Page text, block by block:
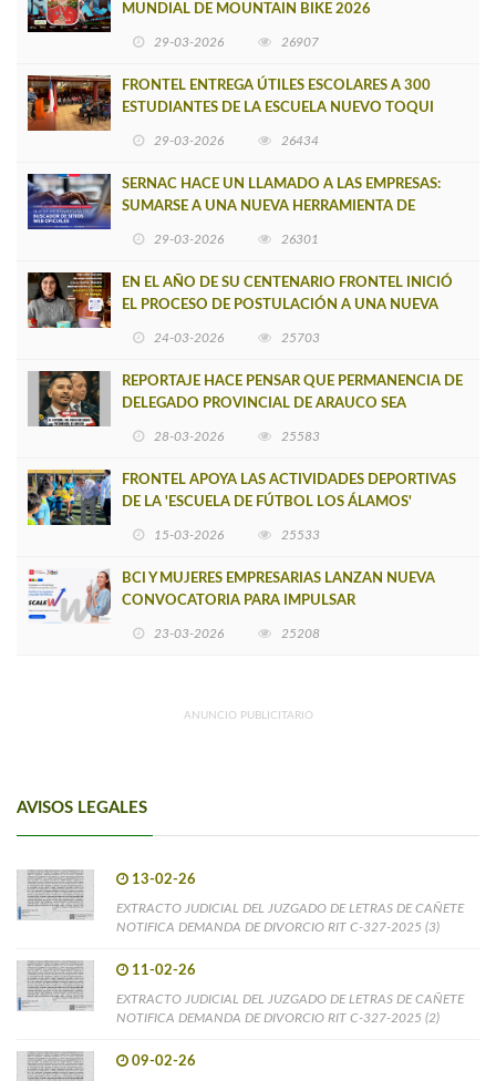
MUNDIAL DE MOUNTAIN BIKE 2026
29-03-2026 26907
FRONTEL ENTREGA ÚTILES ESCOLARES A 300
ESTUDIANTES DE LA ESCUELA NUEVO TOQUI
29-03-2026 26434
SERNAC HACE UN LLAMADO A LAS EMPRESAS:
SUMARSE A UNA NUEVA HERRAMIENTA DE
29-03-2026 26301
EN EL AÑO DE SU CENTENARIO FRONTEL INICIÓ
EL PROCESO DE POSTULACIÓN A UNA NUEVA
24-03-2026 25703
REPORTAJE HACE PENSAR QUE PERMANENCIA DE
DELEGADO PROVINCIAL DE ARAUCO SEA
28-03-2026 25583
FRONTEL APOYA LAS ACTIVIDADES DEPORTIVAS
DE LA 'ESCUELA DE FÚTBOL LOS ÁLAMOS'
15-03-2026 25533
BCI Y MUJERES EMPRESARIAS LANZAN NUEVA
CONVOCATORIA PARA IMPULSAR
23-03-2026 25208
ANUNCIO PUBLICITARIO
AVISOS LEGALES
13-02-26
EXTRACTO JUDICIAL DEL JUZGADO DE LETRAS DE CAÑETE
NOTIFICA DEMANDA DE DIVORCIO RIT C-327-2025 (3)
11-02-26
EXTRACTO JUDICIAL DEL JUZGADO DE LETRAS DE CAÑETE
NOTIFICA DEMANDA DE DIVORCIO RIT C-327-2025 (2)
09-02-26